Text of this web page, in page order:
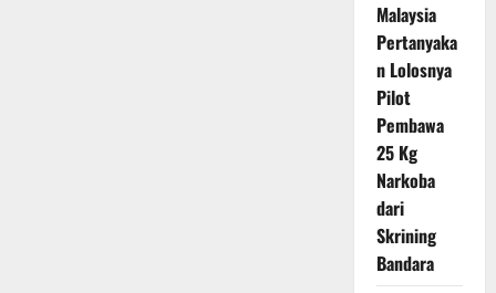
Malaysia
Pertanyaka
n Lolosnya
Pilot
Pembawa
25 Kg
Narkoba
dari
Skrining
Bandara